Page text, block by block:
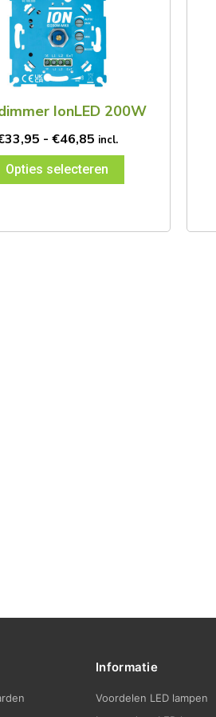
IonLED 200W
33,95 - €46,85
tot
€46,85
incl.
Opties selecteren
heeft
meerdere
variaties.
Deze
optie
kan
worden
op
de
Informatie
Voordelen LED lampen